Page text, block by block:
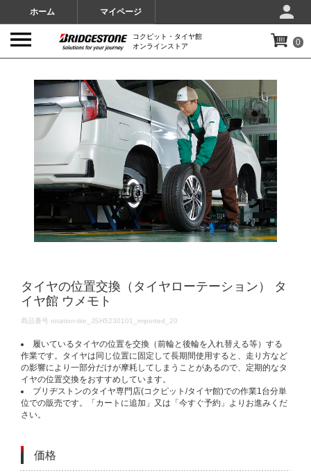
ホーム マイページ
コクピット・タイヤ館
オンラインストア
0
タイヤの位置交換（タイヤローテーション） タ
イヤ館 ウメモト
DETAILS
商品番号 rotation-tire_JSH5230101_imported_20
履いているタイヤの位置を交換（前輪と後輪を入れ替える等）する
作業です。タイヤは同じ位置に固定して長期間使用すると、走り方など
の影響により一部分だけが摩耗してしまうことがあるので、定期的なタ
イヤの位置交換をおすすめしています。
ブリヂストンのタイヤ専門店(コクピット/タイヤ館)での作業1台分単
位での販売です。「カートに追加」又は「今すぐ予約」よりお進みくだ
さい。
価格